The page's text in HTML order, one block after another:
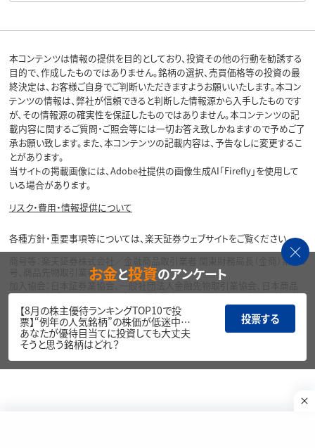
本コンテンツは情報の提供を目的としており、投資その他の行動を勧誘する
目的で、作成したものではありません。銘柄の選択、売買価格等の投資の最
終決定は、お客様ご自身でご判断いただきますようお願いいたします。本コン
テンツの情報は、弊社が信頼できると判断した情報源から入手したものです
が、その情報源の確実性を保証したものではありません。本コンテンツの記
載内容に関するご質問・ご照会等には一切お答え致しかねますので予めご了
承お願い致します。また、本コンテンツの記載内容は、予告なしに変更するこ
とがあります。
当サイトの掲載画像には、Adobe社提供の画像生成AI「Firefly」を使用して
いる場合があります。
リスク・費用・情報提供について
各種方針・重要事項等については、楽天証券ウェブサイトをご覧ください。
商号等：楽天証券株式会社／金融商品取引業者 関東財務局長（金商）第195
号、商品先物取引業者
加入協会：日本証券業協会、一般社団法人金融先物取引業協会、日本商品
先物取引協会、一般社団法人第二種金融商品取引業協会、一般社団法人資
産運用業協会
Copyright©
1999-2026 Rakuten Securities, Inc. All
お金と投資のアンケート
【8月の株主優待ランキングTOP10で投
票】“例年の人気銘柄”の株価が低迷中…
あなたが優待目当てに投資しても大丈夫
そうと思う銘柄はどれ？
投票する